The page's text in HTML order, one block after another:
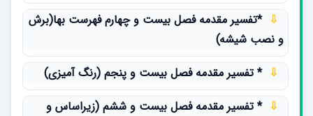
*تفسیر مقدمه فصل بیست و چهارم فهرست بها(برش
و نصب شیشه)
* تفسیر مقدمه فصل بیست و پنجم (رنگ آمیزی)
* تفسیر مقدمه فصل بیست و ششم (زیراساس و